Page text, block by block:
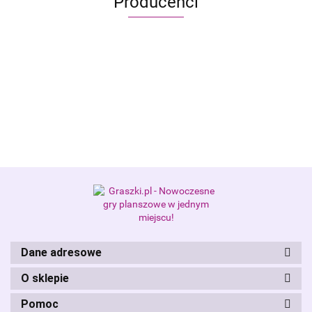
Alis Games – producent gier
planszowych i RPG
Dane adresowe
O sklepie
Pomoc